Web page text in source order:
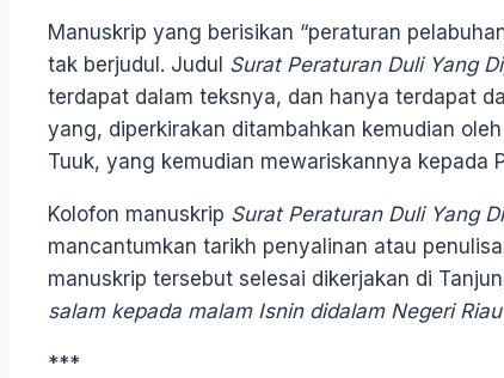
Manuskrip yang berisikan “peraturan
tak berjudul. Judul Surat Peraturan Duli Yang
terdapat dalam teksnya, dan hanya terdapat
yang, diperkirakan ditambahkan kemudian
Tuuk, yang kemudian mewariskannya kepada
Kolofon manuskrip Surat Peraturan Duli Yang
mancantumkan tarikh penyalinan atau
manuskrip tersebut selesai dikerjakan di
salam kepada malam Isnin didalam Negeri
***